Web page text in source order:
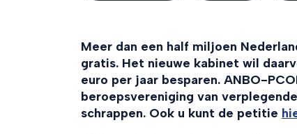
Meer dan een half miljoen
gratis. Het nieuwe kabinet wil
euro per jaar besparen. ANBO-
beroepsvereniging van
schrappen. Ook u kunt de petitie